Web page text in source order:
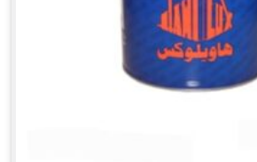
صفحه
محصول
انتخاب
شوند